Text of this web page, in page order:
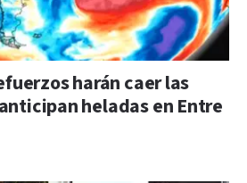
harán caer las
heladas en Entre